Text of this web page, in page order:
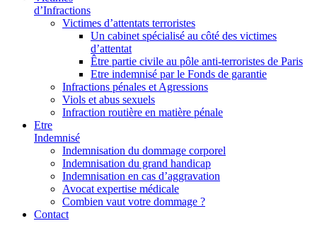
d’Infractions
Victimes d’attentats terroristes
Un cabinet spécialisé au côté des victimes
d’attentat
Être partie civile au pôle anti-terroristes de Paris
Etre indemnisé par le Fonds de garantie
Infractions pénales et Agressions
Viols et abus sexuels
Infraction routière en matière pénale
Etre
Indemnisé
Indemnisation du dommage corporel
Indemnisation du grand handicap
Indemnisation en cas d’aggravation
Avocat expertise médicale
Combien vaut votre dommage ?
Contact